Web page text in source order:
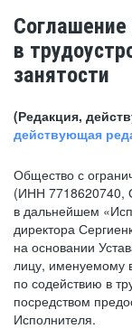
в
занятости
(Редакция,
действующая
Общество с
(ИНН 7718620740,
в дальнейшем
директора
на основании
лицу, именуемому
по содействию в
посредством
Исполнителя.